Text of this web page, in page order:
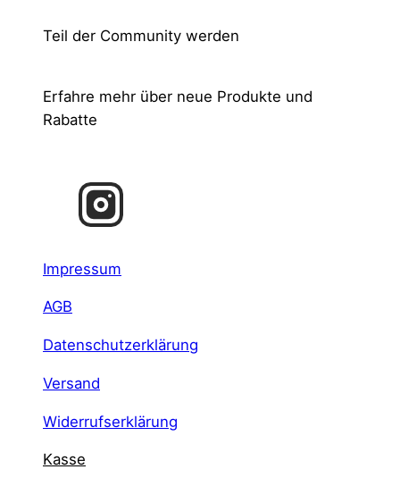
Teil der Community werden
Erfahre mehr über neue Produkte und
Rabatte
Impressum
AGB
Datenschutzerklärung
Versand
Widerrufserklärung
Kasse